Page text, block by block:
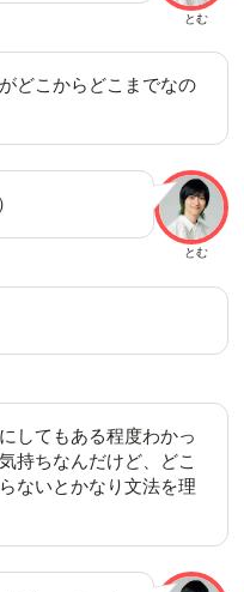
とむ
どこからどこまでなの
とむ
してもある程度わかっ
持ちなんだけど、どこ
ないとかなり文法を理